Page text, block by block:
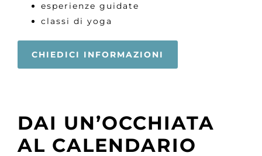
esperienze guidate
classi di yoga
CHIEDICI INFORMAZIONI
DAI UN’OCCHIATA
AL CALENDARIO